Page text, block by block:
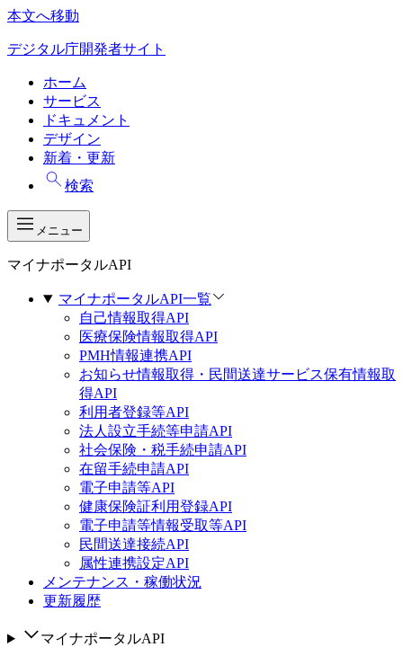
本文へ移動
デジタル庁開発者サイト
ホーム
サービス
ドキュメント
デザイン
新着・更新
検索
メニュー
マイナポータルAPI
マイナポータルAPI一覧
自己情報取得API
医療保険情報取得API
PMH情報連携API
お知らせ情報取得・民間送達サービス保有情報取
得API
利用者登録等API
法人設立手続等申請API
社会保険・税手続申請API
在留手続申請API
電子申請等API
健康保険証利用登録API
電子申請等情報受取等API
民間送達接続API
属性連携設定API
メンテナンス・稼働状況
更新履歴
マイナポータルAPI